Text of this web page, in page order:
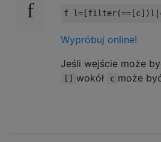
f l=[filter(==[c])l
Wypróbuj online!
Jeśli wejście może
[] wokół c może